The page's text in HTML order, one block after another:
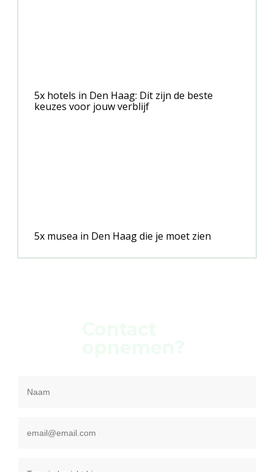
5x hotels in Den Haag: Dit zijn de beste
keuzes voor jouw verblijf
5x musea in Den Haag die je moet zien